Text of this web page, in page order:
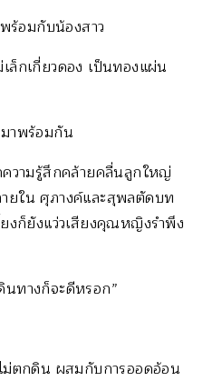
ร้อมกับน้องสาว
ล็กเกี่ยวดอง เป็นทองแผ่น
าพร้อมกัน
วามรู้สึกคล้ายคลื่นลูกใหญ่
ยใน ศุภางค์และสุพลตัดบท
งก็ยังแว่วเสียงคุณหญิงรำพึง
ทางก็จะดีหรอก”
ม่ตกดิน ผสมกับการออดอ้อน